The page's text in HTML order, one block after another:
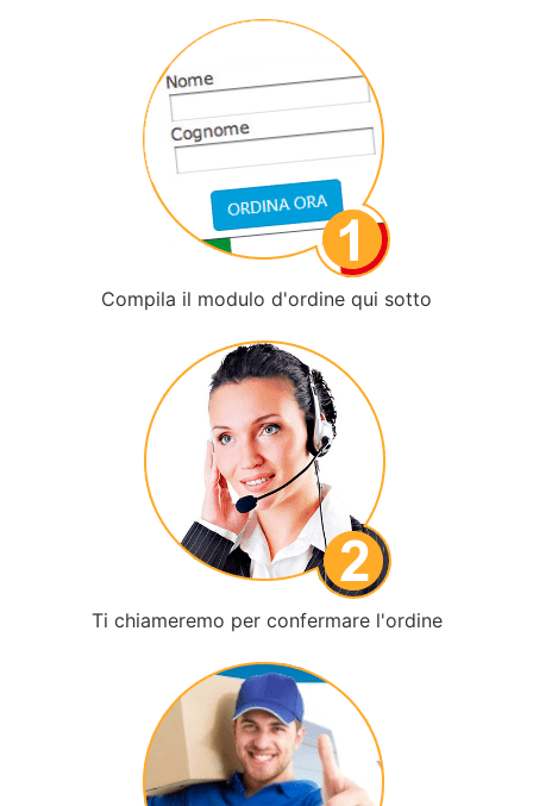
Compila il modulo d'ordine qui sotto
Ti chiameremo per confermare l'ordine